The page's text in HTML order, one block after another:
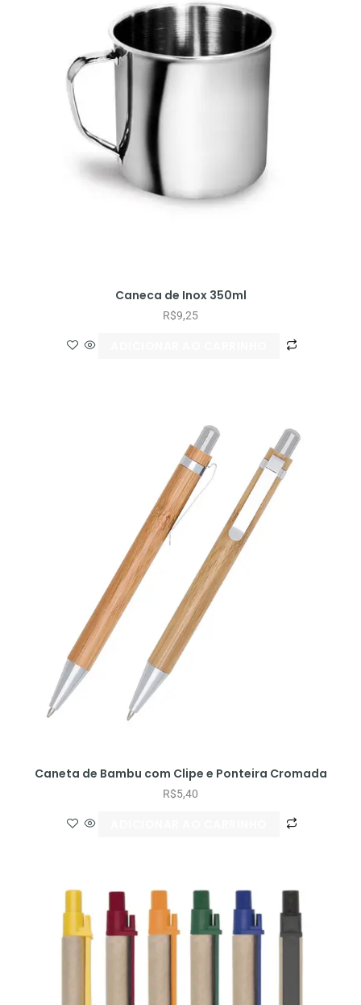
Caneca de Inox 350ml
R$9,25
Caneta de Bambu com Clipe e Ponteira Cromada
R$5,40